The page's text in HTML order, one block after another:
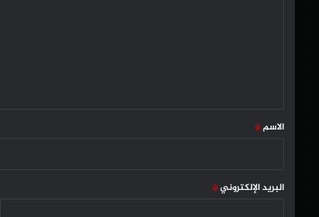
*
الاسم*
البريد الإلكتروني*